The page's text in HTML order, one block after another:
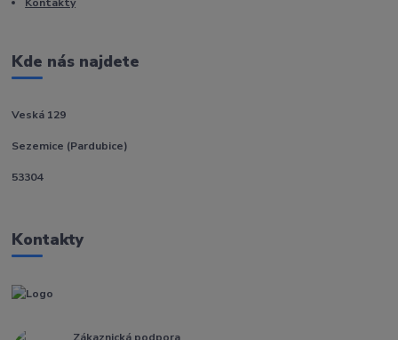
Kde nás najdete
Veská 129
Sezemice (Pardubice)
53304
Kontakty